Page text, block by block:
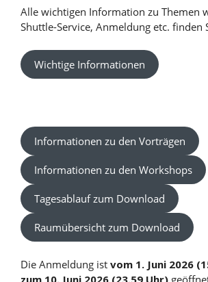
Alle wichtigen Information zu Themen
Shuttle-Service, Anmeldung etc. finden
Wichtige Informationen
Informationen zu den Vorträgen
Informationen zu den Workshops
Tagesablauf zum Download
Raumübersicht zum Download
Die Anmeldung ist vom 1. Juni 2026
zum 10. Juni 2026 (23.59 Uhr)